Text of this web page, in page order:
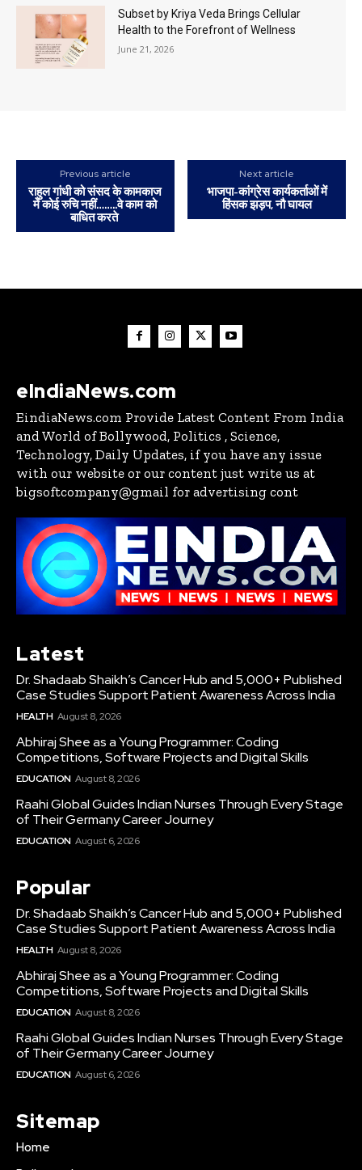
Subset by Kriya Veda Brings Cellular
Health to the Forefront of Wellness
June 21, 2026
Previous article
राहुल गांधी को संसद के कामकाज
में कोई रुचि नहीं……..वे काम को
बाधित करते
Next article
भाजपा-कांग्रेस कार्यकर्ताओं में
हिंसक झड़प, नौ घायल
eIndiaNews.com
EindiaNews.com Provide Latest Content From India
and World of Bollywood, Politics , Science,
Technology, Daily Updates, if you have any issue
with our website or our content just write us at
bigsoftcompany@gmail for advertising cont
Latest
Dr. Shadaab Shaikh’s Cancer Hub and 5,000+ Published
Case Studies Support Patient Awareness Across India
HEALTH August 8, 2026
Abhiraj Shee as a Young Programmer: Coding
Competitions, Software Projects and Digital Skills
EDUCATION August 8, 2026
Raahi Global Guides Indian Nurses Through Every Stage
of Their Germany Career Journey
EDUCATION August 6, 2026
Popular
Dr. Shadaab Shaikh’s Cancer Hub and 5,000+ Published
Case Studies Support Patient Awareness Across India
HEALTH August 8, 2026
Abhiraj Shee as a Young Programmer: Coding
Competitions, Software Projects and Digital Skills
EDUCATION August 8, 2026
Raahi Global Guides Indian Nurses Through Every Stage
of Their Germany Career Journey
EDUCATION August 6, 2026
Sitemap
Home